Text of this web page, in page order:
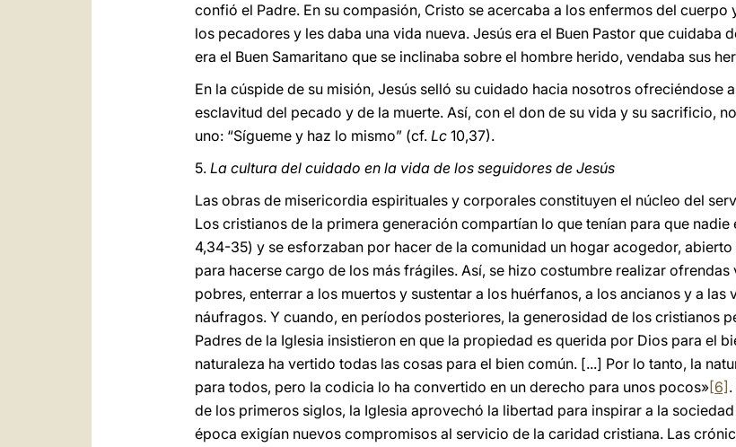
confió el Padre. En su compasión, Cristo se acercaba a los enfermos del
los pecadores y les daba una vida nueva. Jesús era el Buen Pastor que cuidaba
era el Buen Samaritano que se inclinaba sobre el hombre herido, vendaba sus
En la cúspide de su misión, Jesús selló su cuidado hacia nosotros ofreciéndose
esclavitud del pecado y de la muerte. Así, con el don de su vida y su sacrificio,
uno: “Sígueme y haz lo mismo” (cf. Lc 10,37).
5. La cultura del cuidado en la vida de los seguidores de Jesús
Las obras de misericordia espirituales y corporales constituyen el núcleo del
Los cristianos de la primera generación compartían lo que tenían para que
4,34-35) y se esforzaban por hacer de la comunidad un hogar acogedor,
para hacerse cargo de los más frágiles. Así, se hizo costumbre realizar
pobres, enterrar a los muertos y sustentar a los huérfanos, a los ancianos y a
náufragos. Y cuando, en períodos posteriores, la generosidad de los cristianos
Padres de la Iglesia insistieron en que la propiedad es querida por Dios para el
naturaleza ha vertido todas las cosas para el bien común. [...] Por lo tanto, la
para todos, pero la codicia lo ha convertido en un derecho para unos pocos»[6]
de los primeros siglos, la Iglesia aprovechó la libertad para inspirar a la
época exigían nuevos compromisos al servicio de la caridad cristiana. Las